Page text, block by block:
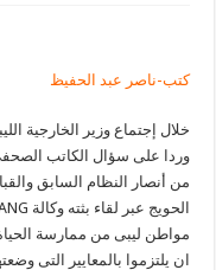
كتب-ناصر عبد الحفيظ
خلال إجتماع وزير الخارجية
وردا على سؤال الكاتب
من أنصار النظام السابق
مواطن ليبى من ممارسة
ان يلتزموا بالمعايير التى